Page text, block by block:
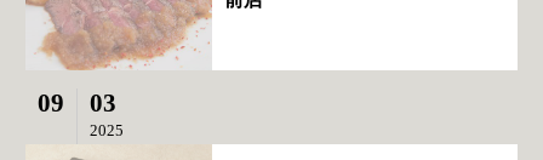
09 03
2025